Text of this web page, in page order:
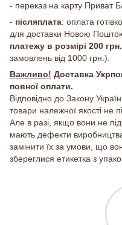
- переказ на карту Приват
- післяплата: оплата
для доставки Новою
платежу в розмірі 200 грн.
замовлень від 1000 грн.).
Важливо! Доставка
повної оплати.
Відповідно до Закону
товари належної якості не
Але в разі, якщо вони не
мають дефекти
замінити їх за умови, що
збереглися етикетка з